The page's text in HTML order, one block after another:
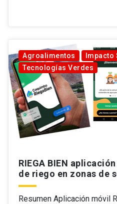
Agroalimentos Impacto
Tecnologías Verdes
RIEGA BIEN
de riego en zonas de
Resumen Aplicación móvil